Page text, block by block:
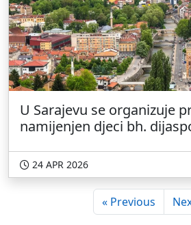
U Sarajevu se organizuje
namijenjen djeci bh.
24 APR 2026
« Previous